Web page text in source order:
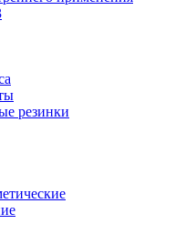
резинки